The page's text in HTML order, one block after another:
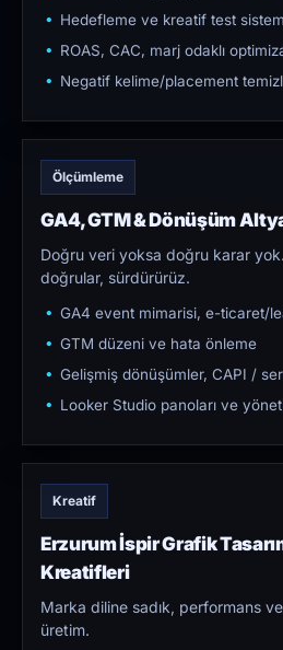
Hedefleme ve kreatif test
ROAS, CAC, marj odaklı
Negatif kelime/placement
Ölçümleme
GA4, GTM & Dönüşüm
Doğru veri yoksa doğru karar
doğrular, sürdürürüz.
GA4 event mimarisi, e-ticaret/
GTM düzeni ve hata önleme
Gelişmiş dönüşümler, CAPI /
Looker Studio panoları ve
Kreatif
Erzurum İspir Grafik
Kreatifleri
Marka diline sadık, performans
üretim.